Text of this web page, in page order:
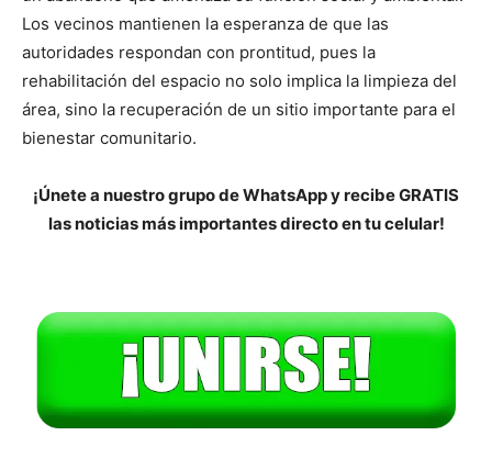
Los vecinos mantienen la esperanza de que las
autoridades respondan con prontitud, pues la
rehabilitación del espacio no solo implica la limpieza del
área, sino la recuperación de un sitio importante para el
bienestar comunitario.
¡Únete a nuestro grupo de WhatsApp y recibe GRATIS
las noticias más importantes directo en tu celular!